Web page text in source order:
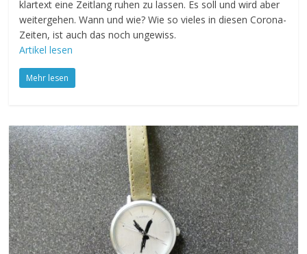
klartext eine Zeitlang ruhen zu lassen. Es soll und wird aber
weitergehen. Wann und wie? Wie so vieles in diesen Corona-
Zeiten, ist auch das noch ungewiss.
Artikel lesen
Mehr lesen